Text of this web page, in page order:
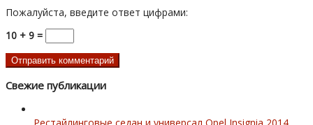
Пожалуйста, введите ответ цифрами:
10 + 9 =
Свежие публикации